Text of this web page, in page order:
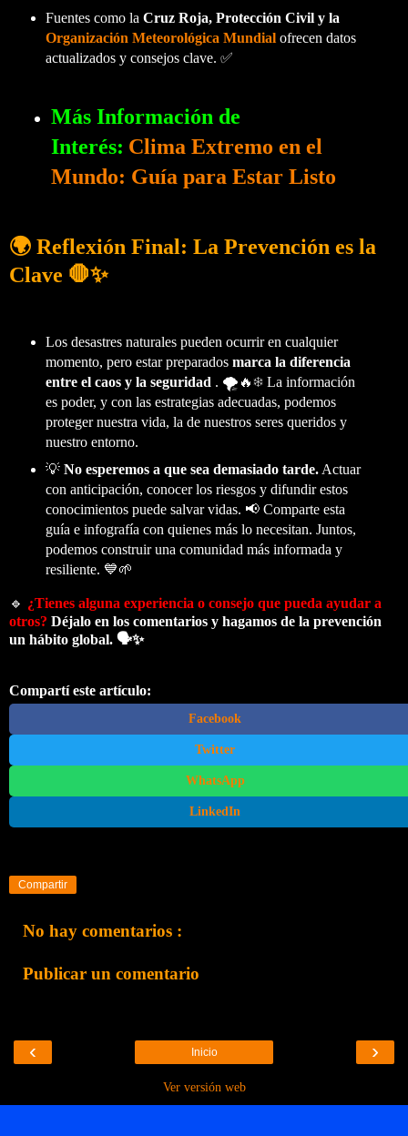
Fuentes como la Cruz Roja, Protección Civil y la
Organización Meteorológica Mundialofrecen datos
actualizados y consejos clave. ✅
Más Información de
Interés: Clima Extremo en el
Mundo: Guía para Estar Listo
🌍 Reflexión Final: La Prevención es la
Clave 🛑✨
Los desastres naturales pueden ocurrir en cualquier
momento, pero estar preparados marca la diferencia
entre el caos y la seguridad . 🌪️🔥❄️ La información
es poder, y con las estrategias adecuadas, podemos
proteger nuestra vida, la de nuestros seres queridos y
nuestro entorno.
💡 No esperemos a que sea demasiado tarde.Actuar
con anticipación, conocer los riesgos y difundir estos
conocimientos puede salvar vidas. 📢 Comparte esta
guía e infografía con quienes más lo necesitan. Juntos,
podemos construir una comunidad más informada y
resiliente. 💙🌱
🔹 ¿Tienes alguna experiencia o consejo que pueda ayudar a
otros? Déjalo en los comentarios y hagamos de la prevención
un hábito global. 🗣️✨
Compartí este artículo:
Facebook
Twitter
WhatsApp
LinkedIn
Compartir
No hay comentarios :
Publicar un comentario
‹ ›
Inicio
Ver versión web